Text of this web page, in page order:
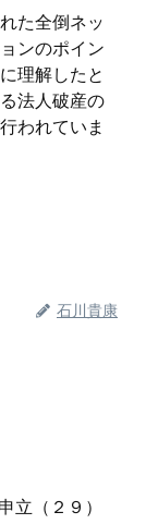
た全倒ネッ
ンのポイン
理解したと
法人破産の
われていま
石川貴康
立（２９）